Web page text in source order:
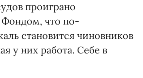
проиграно
что по-
становится чиновников
у них работа. Себе в